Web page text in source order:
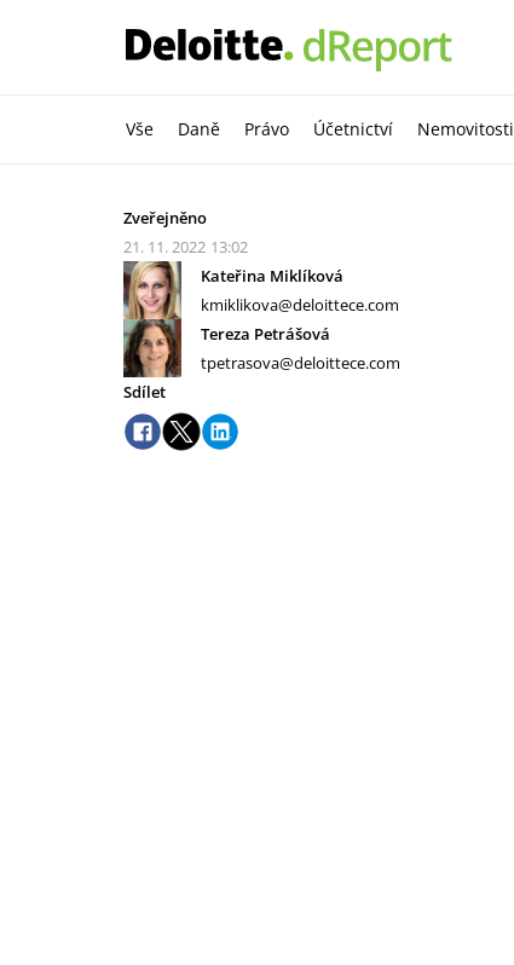
Vše Daně Právo Účetnictví Nemovitosti
Zveřejněno
21. 11. 2022 13:02
Kateřina Miklíková
kmiklikova@deloittece.com
Tereza Petrášová
tpetrasova@deloittece.com
Sdílet